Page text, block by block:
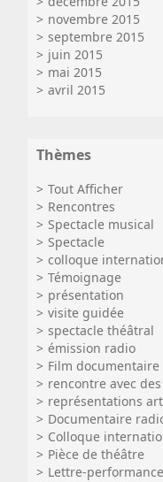
novembre 2015
septembre 2015
juin 2015
mai 2015
avril 2015
Thèmes
Tout Afficher
Rencontres
Spectacle musical
Spectacle
colloque
Témoignage
présentation
visite guidée
spectacle théâtral
émission radio
Film documentaire
rencontre avec
représentations
Documentaire
Colloque
Pièce de théâtre
Lettre-performance